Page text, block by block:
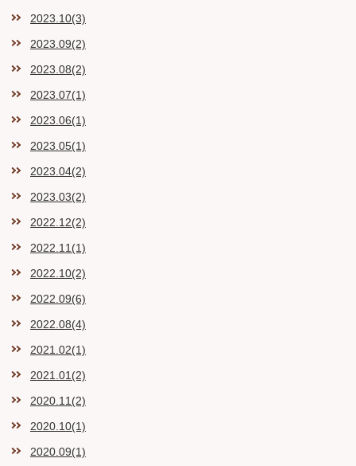
2023.10(3)
2023.09(2)
2023.08(2)
2023.07(1)
2023.06(1)
2023.05(1)
2023.04(2)
2023.03(2)
2022.12(2)
2022.11(1)
2022.10(2)
2022.09(6)
2022.08(4)
2021.02(1)
2021.01(2)
2020.11(2)
2020.10(1)
2020.09(1)